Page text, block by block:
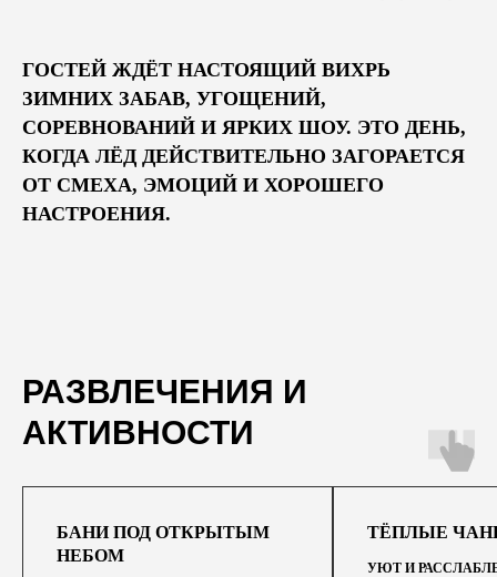
ГОСТЕЙ ЖДЁТ НАСТОЯЩИЙ ВИХРЬ
ЗИМНИХ ЗАБАВ, УГОЩЕНИЙ,
СОРЕВНОВАНИЙ И ЯРКИХ ШОУ. ЭТО ДЕНЬ,
КОГДА ЛЁД ДЕЙСТВИТЕЛЬНО ЗАГОРАЕТСЯ
ОТ СМЕХА, ЭМОЦИЙ И ХОРОШЕГО
НАСТРОЕНИЯ.
РАЗВЛЕЧЕНИЯ И
АКТИВНОСТИ
БАНИ ПОД ОТКРЫТЫМ
НЕБОМ
ТЁПЛЫЕ
УЮТ И